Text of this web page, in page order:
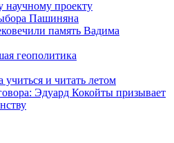
проекту
Пашиняна
память Вадима
геополитика
учиться и читать летом
Эдуард Кокойты призывает